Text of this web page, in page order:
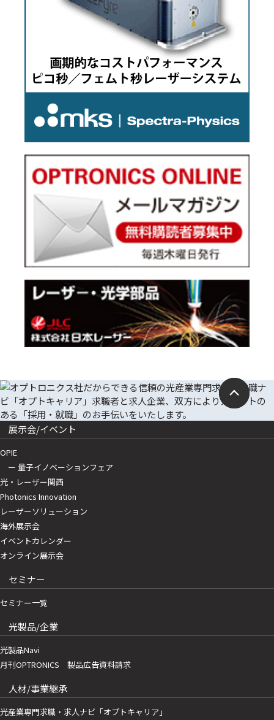
展示会/イベント
OPIE
ー 量子イノベーションフェア
光・レーザー関西
Photonics Innovation
レーザーソリューション
海外展示会
イベントカレンダー
オンライン展示会
セミナー
セミナー一覧
光製品/企業
光製品Navi
月刊OPTRONICS 製品広告資料請求
人材/事業継承
光産業専門求職・求人ナビ「オプトキャリア」